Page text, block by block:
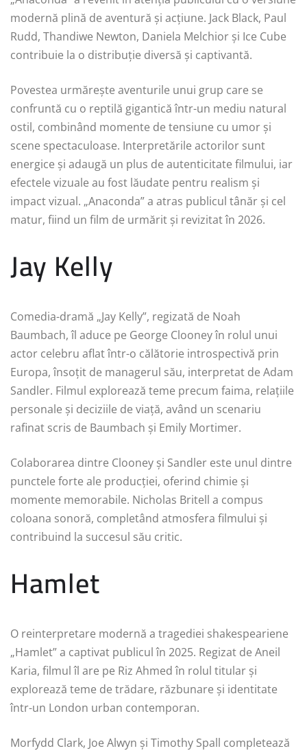
modernă plină de aventură și acțiune. Jack Black, Paul
Rudd, Thandiwe Newton, Daniela Melchior și Ice Cube
contribuie la o distribuție diversă și captivantă.
Povestea urmărește aventurile unui grup care se
confruntă cu o reptilă gigantică într-un mediu natural
ostil, combinând momente de tensiune cu umor și
scene spectaculoase. Interpretările actorilor sunt
energice și adaugă un plus de autenticitate filmului, iar
efectele vizuale au fost lăudate pentru realism și
impact vizual. „Anaconda” a atras publicul tânăr și cel
matur, fiind un film de urmărit și revizitat în 2026.
Jay Kelly
Comedia-dramă „Jay Kelly”, regizată de Noah
Baumbach, îl aduce pe George Clooney în rolul unui
actor celebru aflat într-o călătorie introspectivă prin
Europa, însoțit de managerul său, interpretat de Adam
Sandler. Filmul explorează teme precum faima, relațiile
personale și deciziile de viață, având un scenariu
rafinat scris de Baumbach și Emily Mortimer.
Colaborarea dintre Clooney și Sandler este unul dintre
punctele forte ale producției, oferind chimie și
momente memorabile. Nicholas Britell a compus
coloana sonoră, completând atmosfera filmului și
contribuind la succesul său critic.
Hamlet
O reinterpretare modernă a tragediei shakespeariene
„Hamlet” a captivat publicul în 2025. Regizat de Aneil
Karia, filmul îl are pe Riz Ahmed în rolul titular și
explorează teme de trădare, răzbunare și identitate
într-un London urban contemporan.
Morfydd Clark, Joe Alwyn și Timothy Spall completează